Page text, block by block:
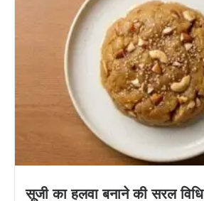
सूजी का हलवा बनाने की सरल विधि